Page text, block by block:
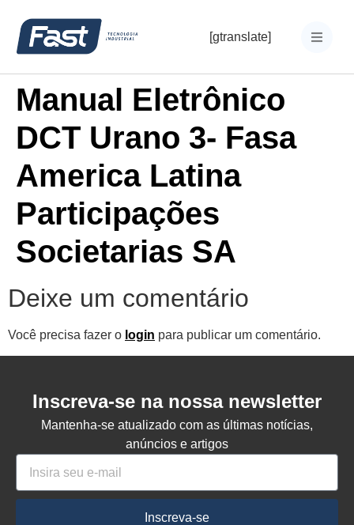
[gtranslate]
Manual Eletrônico
DCT Urano 3- Fasa
America Latina
Participações
Societarias SA
Deixe um comentário
Você precisa fazer o login para publicar um comentário.
Inscreva-se na nossa newsletter
Mantenha-se atualizado com as últimas notícias,
anúncios e artigos
Inscreva-se